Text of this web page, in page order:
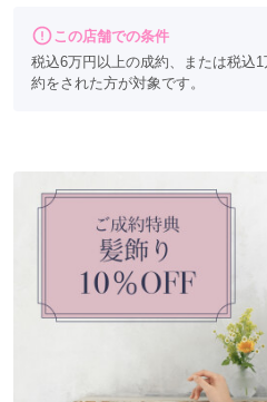
この店舗での条件
税込6万円以上の成約、または税込
約をされた方が対象です。